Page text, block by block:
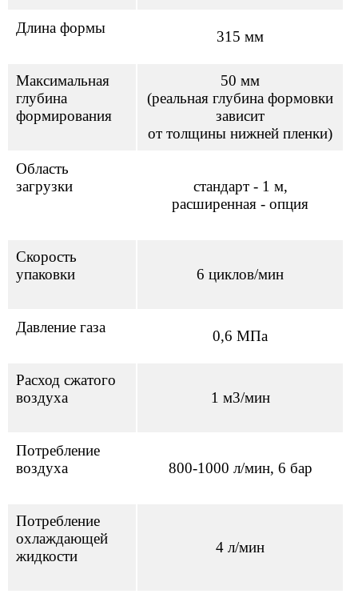
Длина формы
315 мм
Максимальная
глубина
формирования
50 мм
(реальная глубина формовки
зависит
от толщины нижней пленки)
Область
загрузки
стандарт - 1 м,
расширенная - опция
Скорость
упаковки
6 циклов/мин
Давление газа
0,6 MПа
Расход сжатого
воздуха
1 м3/мин
Потребление
воздуха
800-1000 л/мин, 6 бар
Потребление
охлаждающей
жидкости
4 л/мин